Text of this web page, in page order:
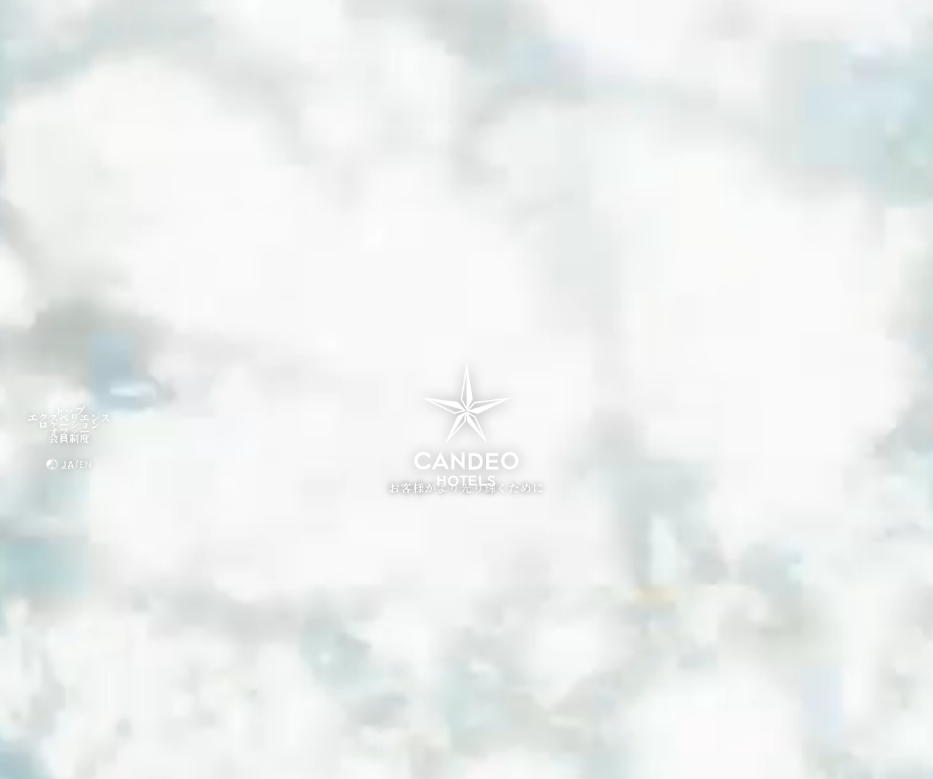
トップ
エクスペリエンス
ロケーション
オファー
会員制度
JA / EN
お客様がより光り輝くために